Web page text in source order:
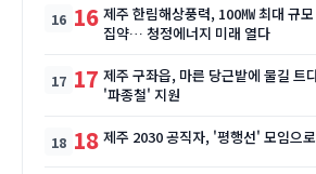
16 제주 한림해상풍력, 100㎿ 최대 규
집약… 청정에너지 미래 열다
17 제주 구좌읍, 마른 당근밭에 물길 트
'파종철' 지원
18 제주 2030 공직자, '평행선' 모임으